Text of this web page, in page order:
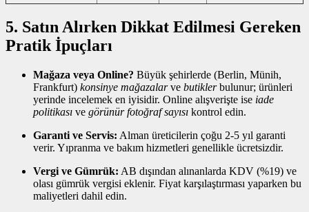
5. Satın Alırken Dikkat Edilmesi Gereken
Pratik İpuçları
Mağaza veya Online? Büyük şehirlerde (Berlin, Münih,
Frankfurt) konsinye mağazalarve butiklerbulunur; ürünleri
yerinde incelemek en iyisidir. Online alışverişte ise iade
politikası ve görünür fotoğraf sayısı kontrol edin.
Garanti ve Servis: Alman üreticilerin çoğu 2‑5 yıl garanti
verir. Yıpranma ve bakım hizmetleri genellikle ücretsizdir.
Vergi ve Gümrük: AB dışından alınanlarda KDV (%19) ve
olası gümrük vergisi eklenir. Fiyat karşılaştırması yaparken bu
maliyetleri dahil edin.